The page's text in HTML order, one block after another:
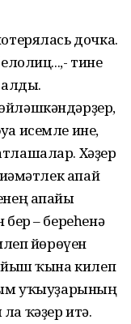
дочка.
тине
алды.
исемле ине,
Хәҙер
апай
апайы
– береһенә
йөрөүен
йыш ҡына килеп
уҡыуҙарының
ҡәҙер итә.